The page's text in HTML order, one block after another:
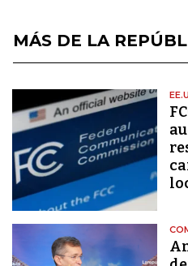
MÁS DE LA